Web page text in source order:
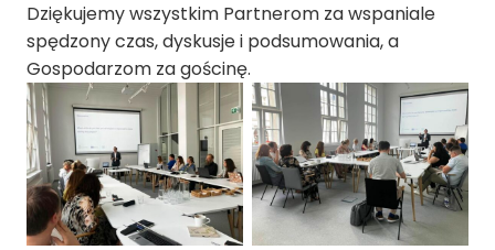
Dziękujemy wszystkim Partnerom za wspaniale
spędzony czas, dyskusje i podsumowania, a
Gospodarzom za gościnę.